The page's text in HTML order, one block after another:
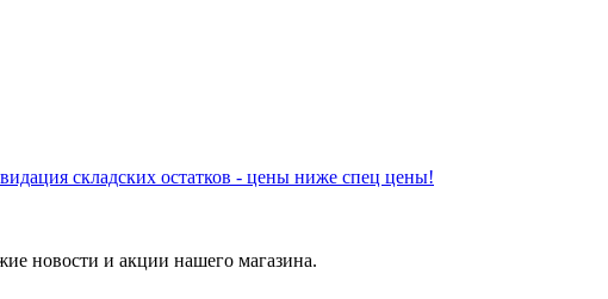
складских остатков - цены ниже спец цены!
новости и акции нашего магазина.